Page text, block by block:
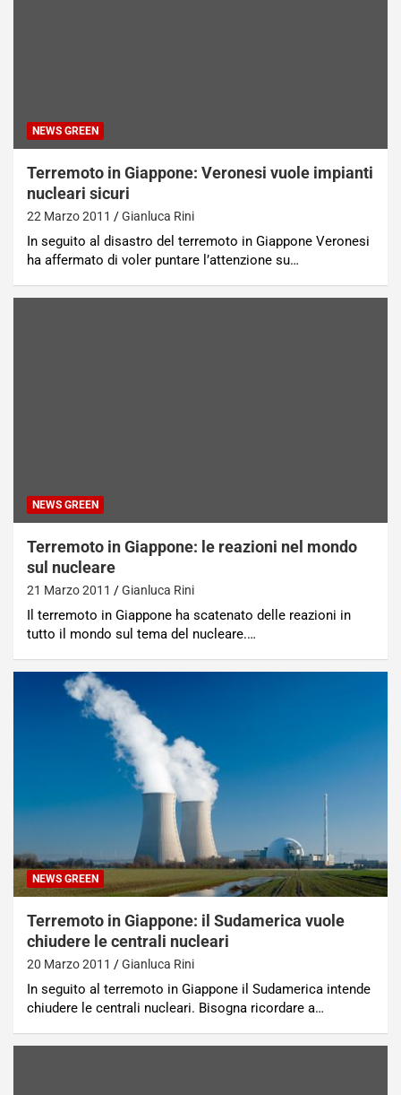
NEWS GREEN
Terremoto in Giappone: Veronesi vuole impianti
nucleari sicuri
22 Marzo 2011 Gianluca Rini
In seguito al disastro del terremoto in Giappone Veronesi
ha affermato di voler puntare l’attenzione su…
NEWS GREEN
Terremoto in Giappone: le reazioni nel mondo
sul nucleare
21 Marzo 2011 Gianluca Rini
Il terremoto in Giappone ha scatenato delle reazioni in
tutto il mondo sul tema del nucleare.…
NEWS GREEN
Terremoto in Giappone: il Sudamerica vuole
chiudere le centrali nucleari
20 Marzo 2011 Gianluca Rini
In seguito al terremoto in Giappone il Sudamerica intende
chiudere le centrali nucleari. Bisogna ricordare a…